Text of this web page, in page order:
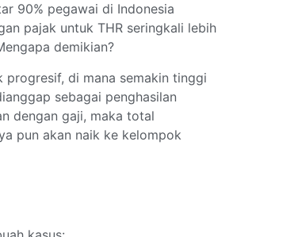
90% pegawai di Indonesia
pajak untuk THR seringkali lebih
demikian?
progresif, di mana semakin tinggi
sebagai penghasilan
dengan gaji, maka total
pun akan naik ke kelompok